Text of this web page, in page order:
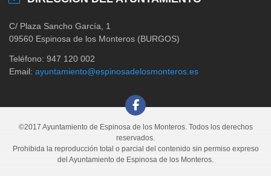
C/ Plaza Sancho García, 1
09560 Espinosa de los Monteros (BURGOS)
Teléfono: 947 120 002
Email: ayuntamiento@espinosadelosmonteros.es
©2017 Ayuntamiento de Espinosa de los Monteros. Todos los derechos
reservados.
Prohibida la reproducción total o parcial del contenido sin permiso expreso
del Ayuntamiento de Espinosa de los Monteros.